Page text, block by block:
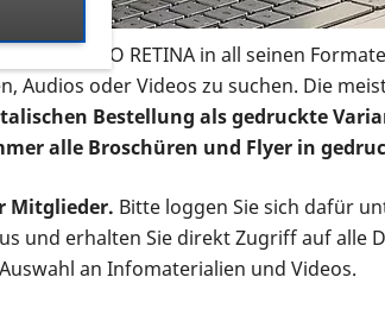
der PRO RETINA in all seinen
Audios oder Videos zu suchen. Die
Bestellung als gedruckte
alle Broschüren und Flyer in
Mitglieder. Bitte loggen Sie sich dafür
und erhalten Sie direkt Zugriff auf alle
an Infomaterialien und Videos.